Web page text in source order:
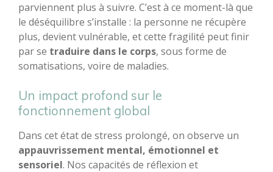
parviennent plus à suivre. C’est à ce moment-là que
le déséquilibre s’installe : la personne ne récupère
plus, devient vulnérable, et cette fragilité peut finir
par se traduire dans le corps, sous forme de
somatisations, voire de maladies.
Un impact profond sur le
fonctionnement global
Dans cet état de stress prolongé, on observe un
appauvrissement mental, émotionnel et
sensoriel. Nos capacités de réflexion et